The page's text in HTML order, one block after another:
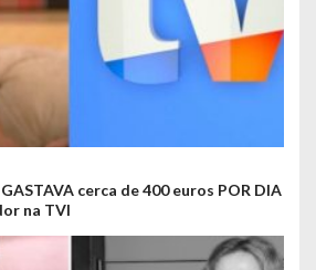
cerca de 400 euros POR DIA
na TVI